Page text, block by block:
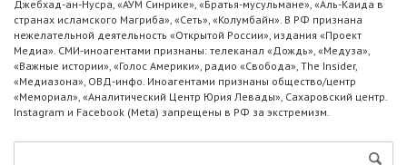
Джебхад-ан-Нусра, «АУМ Синрике», «Братья-мусульмане», «Аль-Каида в
странах исламского Магриба», «Сеть», «Колумбайн». В РФ признана
нежелательной деятельность «Открытой России», издания «Проект
Медиа». СМИ-иноагентами признаны: телеканал «Дождь», «Медуза»,
«Важные истории», «Голос Америки», радио «Свобода», The Insider,
«Медиазона», ОВД-инфо. Иноагентами признаны общество/центр
«Мемориал», «Аналитический Центр Юрия Левады», Сахаровский центр.
Instagram и Facebook (Metа) запрещены в РФ за экстремизм.